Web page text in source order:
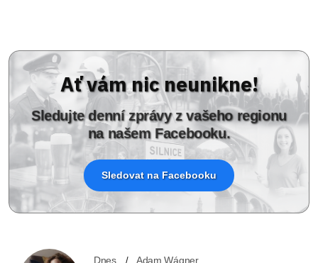
Ať vám nic neunikne!
Sledujte denní zprávy z vašeho regionu
na našem Facebooku.
Sledovat na Facebooku
Dnes Adam Wágner